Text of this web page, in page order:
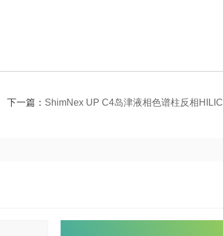
下一篇： ShimNex UP C4岛津液相色谱柱反相HILIC